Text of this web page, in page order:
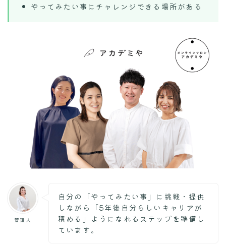
やってみたい事にチャレンジできる場所がある
管理人
自分の「やってみたい事」に挑戦・提供
しながら「5年後自分らしいキャリアが
積める」ようになれるステップを準備し
ています。